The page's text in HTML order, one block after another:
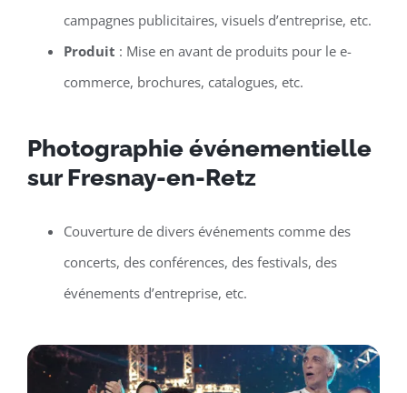
campagnes publicitaires, visuels d’entreprise, etc.
Produit : Mise en avant de produits pour le e-
commerce, brochures, catalogues, etc.
Photographie événementielle
sur Fresnay-en-Retz
Couverture de divers événements comme des
concerts, des conférences, des festivals, des
événements d’entreprise, etc.